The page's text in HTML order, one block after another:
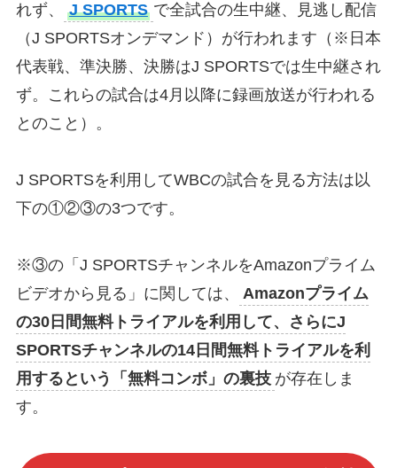
れず、
J SPORTS で全試合の生中継、見逃し配信
（J SPORTSオンデマンド）が行われます（※日本
代表戦、準決勝、決勝はJ SPORTSでは生中継され
ず。これらの試合は4月以降に録画放送が行われる
とのこと）。
J SPORTSを利用してWBCの試合を見る方法は以
下の①②③の3つです。
※③の「J SPORTSチャンネルをAmazonプライム
ビデオから見る」に関しては、
Amazonプライム
の30日間無料トライアルを利用して、さらにJ
SPORTSチャンネルの14日間無料トライアルを利
用するという「無料コンボ」の裏技 が存在しま
す。